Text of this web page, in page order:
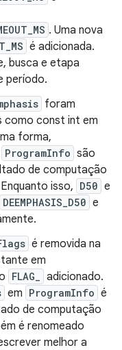
. Uma nova
é adicionada.
busca e etapa
período.
foram
como const int em
forma,
ProgramInfo são
de computação
isso, D50 e
DEEMPHASIS_D50 e
é removida na
em
FLAG_
adicionado.
em ProgramInfo é
de computação
é renomeado
melhor a